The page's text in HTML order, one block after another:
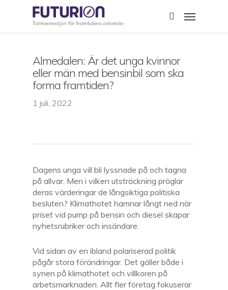
search
Menu
Almedalen: Är det unga kvinnor
eller män med bensinbil som ska
forma framtiden?
1 juli, 2022
Dagens unga vill bli lyssnade på och tagna
på allvar. Men i vilken utsträckning präglar
deras värderingar de långsiktiga politiska
besluten? Klimathotet hamnar långt ned när
priset vid pump på bensin och diesel skapar
nyhetsrubriker och insändare.
Vid sidan av en ibland polariserad politik
pågår stora förändringar. Det gäller både i
synen på klimathotet och villkoren på
arbetsmarknaden. Allt fler företag fokuserar